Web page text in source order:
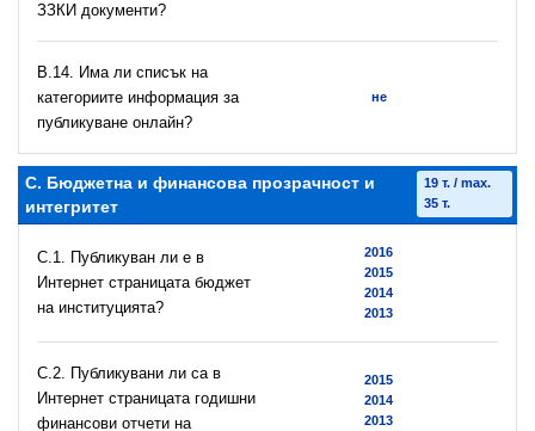
ЗЗКИ документи?
В.14. Има ли списък на
категориите информация за
публикуване онлайн?
не
C. Бюджетна и финансова прозрачност и
интегритет
19 т. / max.
35 т.
C.1. Публикуван ли е в
Интернет страницата бюджет
на институцията?
2016
2015
2014
2013
C.2. Публикувани ли са в
Интернет страницата годишни
финансови отчети на
2015
2014
2013